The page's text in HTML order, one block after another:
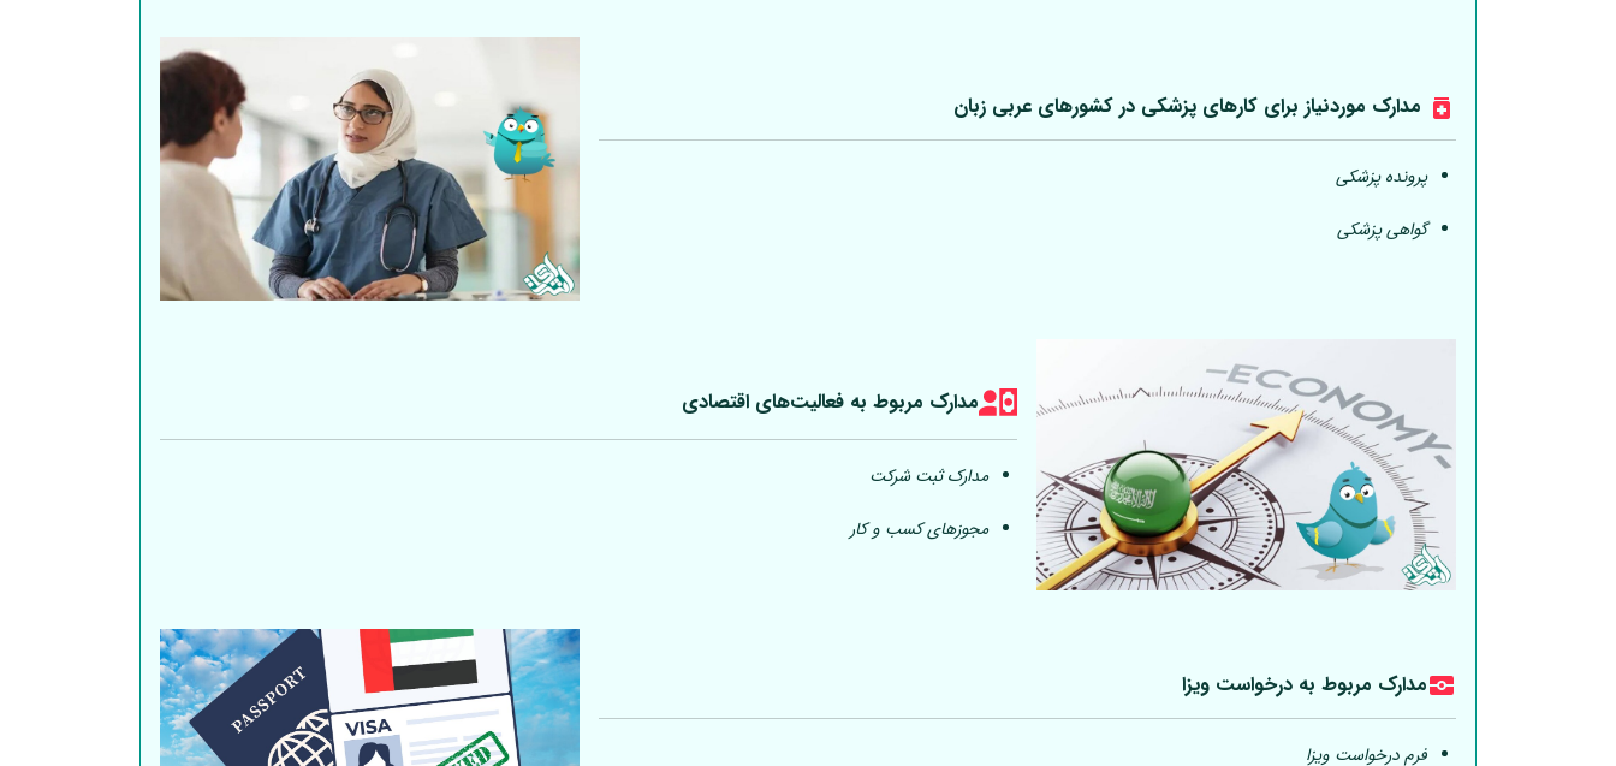
مدارک موردنیاز برای کارهای پزشکی در کشورهای عربی زبان
پرونده پزشکی
گواهی پزشکی
مدارک مربوط به فعالیت‎‌های اقتصادی
مدارک ثبت شرکت
مجوزهای کسب و کار
مدارک مربوط به درخواست ویزا
فرم درخواست ویزا